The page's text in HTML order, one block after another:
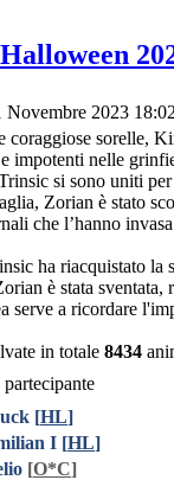
Novembre 2023
coraggiose sorelle,
impotenti nelle
si sono uniti
Zorian è stato
che l’hanno
ha riacquistato la
è stata
serve a ricordare
in totale 8434
[HL]
I [HL]
[O*C]